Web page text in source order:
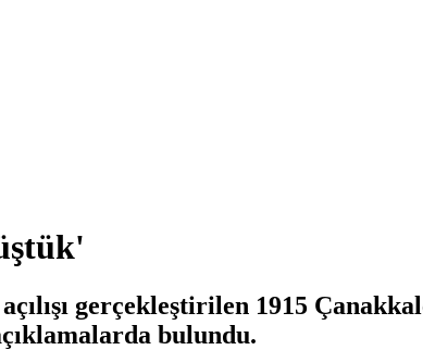
gerçekleştirilen 1915
bulundu.